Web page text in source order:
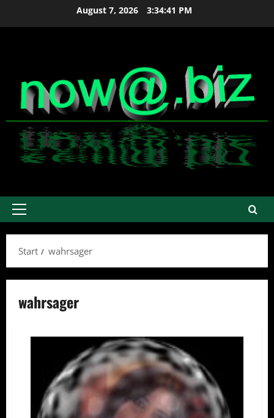
August 7, 2026 3:34:42 PM
Primäres
Start
wahrsager
wahrsager